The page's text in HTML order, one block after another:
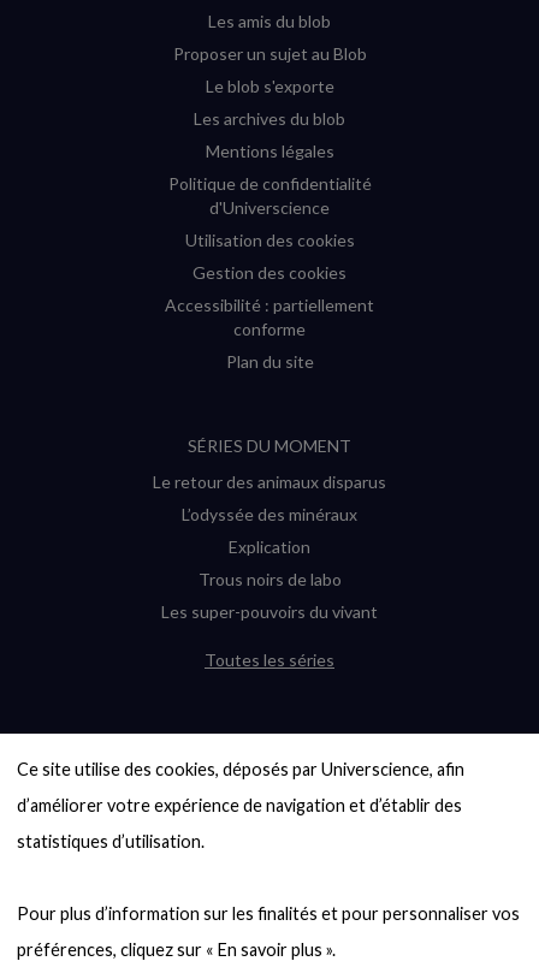
Ce site utilise des cookies, déposés par Universcience, afin
d’améliorer votre expérience de navigation et d’établir des
statistiques d’utilisation.
Pour plus d’information sur les finalités et pour personnaliser vos
Les amis du blob
Proposer un sujet au Blob
Le blob s'exporte
Les archives du blob
Mentions légales
Politique de confidentialité
d'Universcience
Utilisation des cookies
Gestion des cookies
Accessibilité : partiellement
conforme
Plan du site
SÉRIES DU MOMENT
Le retour des animaux disparus
L’odyssée des minéraux
Explication
Trous noirs de labo
Les super-pouvoirs du vivant
Toutes les séries
6000 exoplanètes, et pas de « Terre »
en vue ?
Quel avenir pour les cryptos ?
Entre mathématiques et politique : la
quête d’un vote équitable